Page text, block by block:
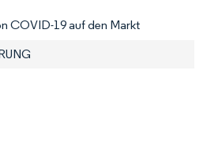
COVID-19 auf den Markt